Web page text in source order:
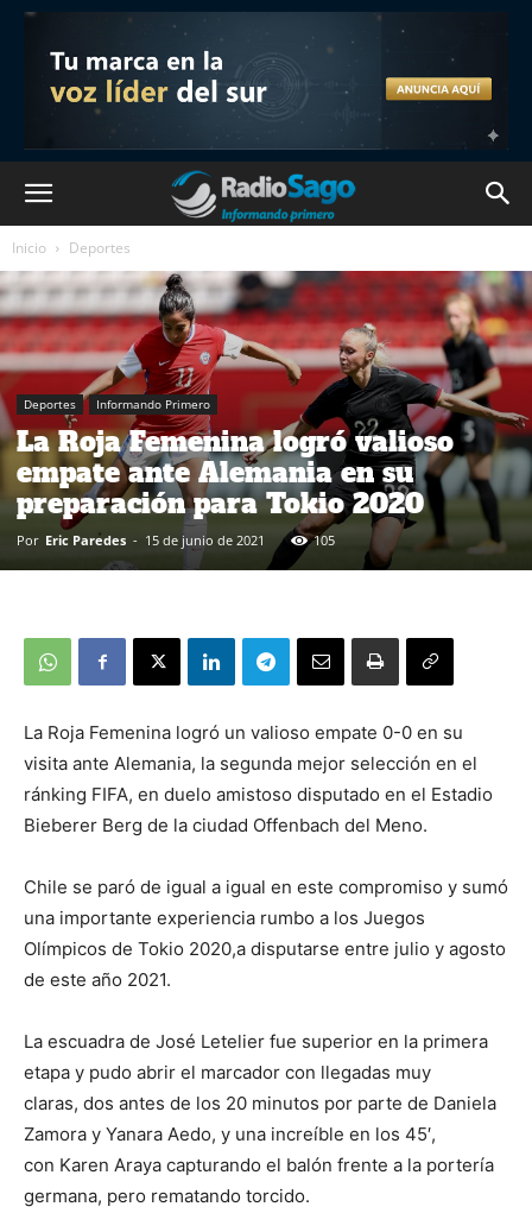
Inicio Deportes
Deportes Informando Primero
La Roja Femenina logró valioso
empate ante Alemania en su
preparación para Tokio 2020
Por Eric Paredes - 15 de junio de 2021 105
La Roja Femenina logró un valioso empate 0-0 en su
visita ante Alemania, la segunda mejor selección en el
ránking FIFA, en duelo amistoso disputado en el Estadio
Bieberer Berg de la ciudad Offenbach del Meno.
Chile se paró de igual a igual en este compromiso y sumó
una importante experiencia rumbo a los Juegos
Olímpicos de Tokio 2020,a disputarse entre julio y agosto
de este año 2021.
La escuadra de José Letelier fue superior en la primera
etapa y pudo abrir el marcador con llegadas muy
claras, dos antes de los 20 minutos por parte de Daniela
Zamora y Yanara Aedo, y una increíble en los 45′,
con Karen Araya capturando el balón frente a la portería
germana, pero rematando torcido.